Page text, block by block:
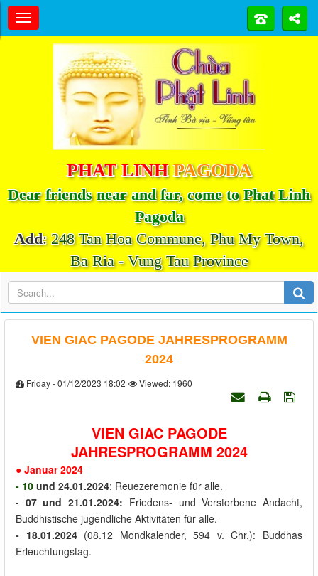
PHAT LINHPAGODA
Dear friends near and far, come to Phat Linh
Pagoda
Add: 248 Tan Hoa Commune, Phu My Town,
Ba Ria - Vung Tau Province
VIEN GIAC PAGODE JAHRESPROGRAMM
2024
Friday - 01/12/2023 18:02 Viewed: 1960
VIEN GIAC PAGODE
JAHRESPROGRAMM 2024
● Januar2024
- 10 und 24.01.2024: Reuezeremonie für alle.
- 07 und 21.01.2024: Friedens- und Verstorbene Andacht,
Buddhistische jugendliche Aktivitäten für alle.
- 18.01.2024(08.12 Mondkalender, 594 v. Chr.): Buddhas
Erleuchtungstag.